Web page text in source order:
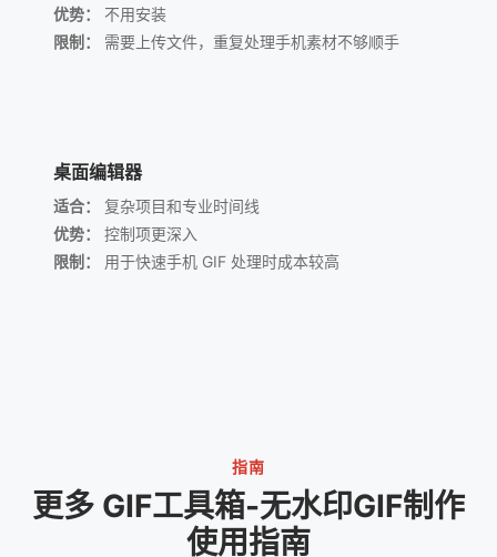
优势：
不用安装
限制：
需要上传文件，重复处理手机素材不够顺手
桌面编辑器
适合：
复杂项目和专业时间线
优势：
控制项更深入
限制：
用于快速手机 GIF 处理时成本较高
指南
更多 GIF工具箱-无水印GIF制作
使用指南